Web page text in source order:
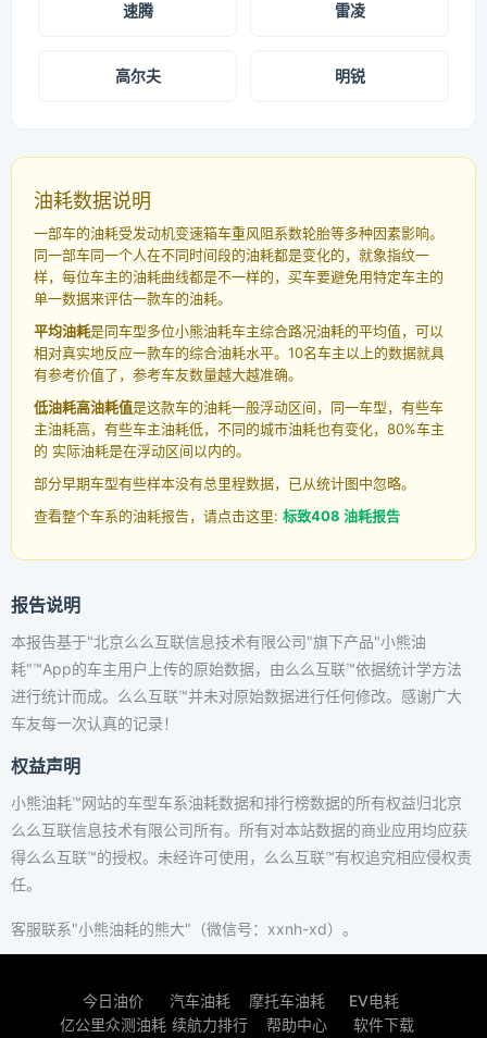
速腾 雷凌
高尔夫 明锐
油耗数据说明
一部车的油耗受发动机变速箱车重风阻系数轮胎等多种因素影响。
同一部车同一个人在不同时间段的油耗都是变化的，就象指纹一
样，每位车主的油耗曲线都是不一样的，买车要避免用特定车主的
单一数据来评估一款车的油耗。
平均油耗是同车型多位小熊油耗车主综合路况油耗的平均值，可以
相对真实地反应一款车的综合油耗水平。10名车主以上的数据就具
有参考价值了，参考车友数量越大越准确。
低油耗高油耗值是这款车的油耗一般浮动区间，同一车型，有些车
主油耗高，有些车主油耗低，不同的城市油耗也有变化，80%车主
的 实际油耗是在浮动区间以内的。
部分早期车型有些样本没有总里程数据，已从统计图中忽略。
查看整个车系的油耗报告，请点击这里: 标致408 油耗报告
报告说明
本报告基于"北京么么互联信息技术有限公司"旗下产品"小熊油
耗"™App的车主用户上传的原始数据，由么么互联™依据统计学方法
进行统计而成。么么互联™并未对原始数据进行任何修改。感谢广大
车友每一次认真的记录！
权益声明
小熊油耗™网站的车型车系油耗数据和排行榜数据的所有权益归北京
么么互联信息技术有限公司所有。所有对本站数据的商业应用均应获
得么么互联™的授权。未经许可使用，么么互联™有权追究相应侵权责
任。
客服联系"小熊油耗的熊大"（微信号：xxnh-xd）。
今日油价 汽车油耗 摩托车油耗
EV电耗
亿公里众测油耗 续航力排行 帮助中心 软件下载